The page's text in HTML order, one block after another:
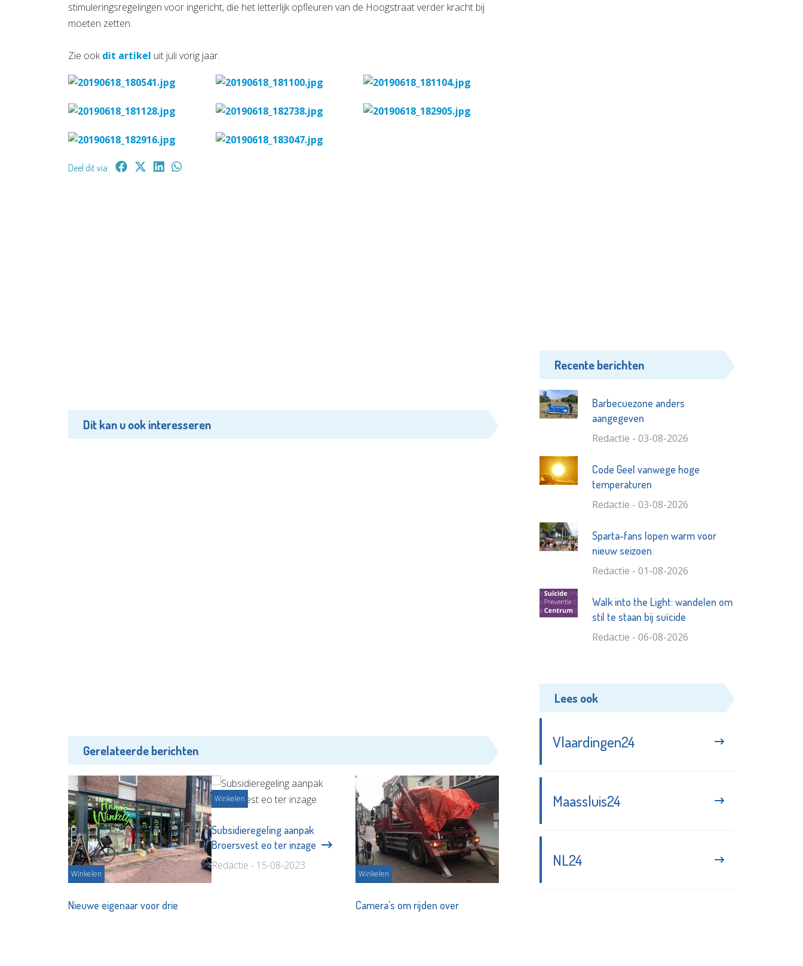
stimuleringsregelingen voor ingericht, die het letterlijk opfleuren van de Hoogstraat verder kracht bij
moeten zetten.
Zie ookdit artikel uit juli vorig jaar.
Deel dit via:
Dit kan u ook interesseren
Gerelateerde berichten
Winkelen
Nieuwe eigenaar voor drie
Winkelen
Subsidieregeling aanpak
Broersvest eo ter inzage
Redactie - 15-08-2023
Winkelen
Camera's om rijden over
Recente berichten
Barbecuezone anders
aangegeven
Redactie - 03-08-2026
Code Geel vanwege hoge
temperaturen
Redactie - 03-08-2026
Sparta-fans lopen warm voor
nieuw seizoen
Redactie - 01-08-2026
Walk into the Light: wandelen om
stil te staan bij suïcide
Redactie - 06-08-2026
Lees ook
Vlaardingen24
Maassluis24
NL24